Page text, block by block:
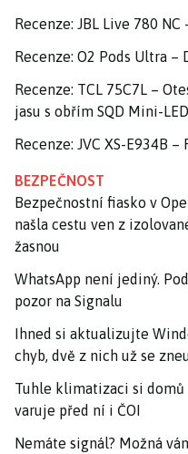
Recenze: JBL Live 780
Recenze: O2 Pods Ultra –
Recenze: TCL 75C7L –
jasu s obřím SQD Mini-
Recenze: JVC XS-E934B
BEZPEČNOST
Bezpečnostní fiasko v
našla cestu ven z
žasnou
WhatsApp není jediný.
pozor na Signalu
Ihned si aktualizujte
chyb, dvě z nich už se
Tuhle klimatizaci si
varuje před ní i ČOI
Nemáte signál? Možná